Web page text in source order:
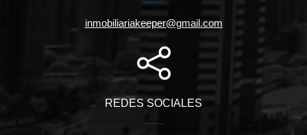
inmobiliariakeeper@gmail.com
REDES SOCIALES